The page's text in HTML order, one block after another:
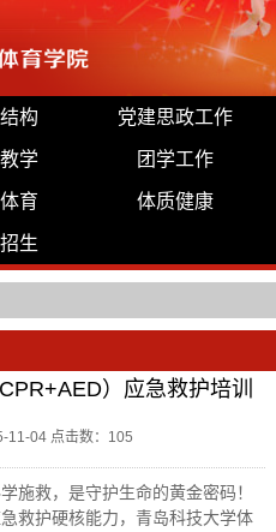
构 党建思政工作
学 团学工作
育 体质健康
生
）应急救护培训
04 点击数： 105
施救，是守护生命的黄金密码！
救护硬核能力，青岛科技大学体